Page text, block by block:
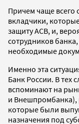
Причем чаще всего
вкладчики,
защиту АСВ, и,
сотрудников
необходимые
Именно эта
Банк России. В тех
вспоминают на
и Внешпромбанка),
которые были
назначения под